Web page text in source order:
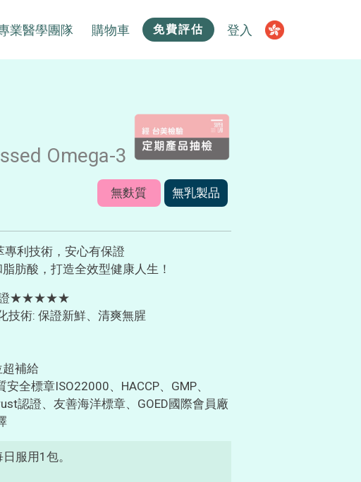
業醫學團隊 購物車 免費評估 登入
Omega-3
無麩質 無乳製品
利技術，安心有保證
肪酸，打造全效型健康人生！
認證★★★★★
技術: 保證新鮮、清爽無腥
超補給
全標章ISO22000、HACCP、GMP、
認證、友善海洋標章、GOED國際會員廠
服用1包。